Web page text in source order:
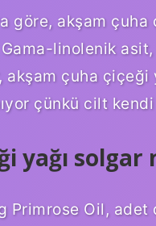
göre, akşam çuha
Gama-linolenik
akşam çuha çiçeği
çünkü cilt
yağı solgar
Primrose Oil, adet